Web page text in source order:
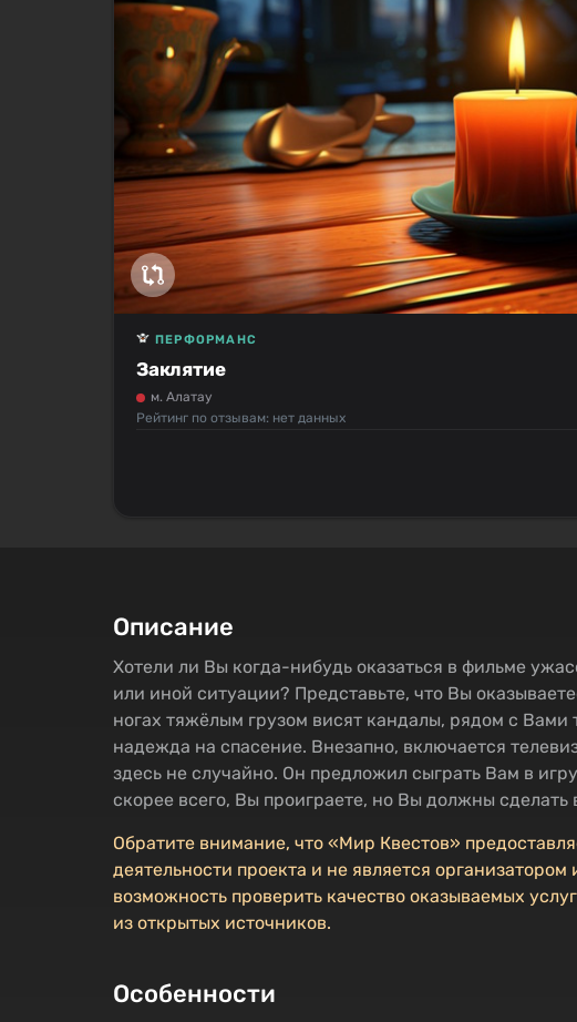
Заклятие
ПЕРФОРМАНС
м. Алатау
Рейтинг по отзывам: нет данных
Описание
Хотели ли Вы когда-нибудь оказаться в фильме
или иной ситуации? Представьте, что Вы
ногах тяжёлым грузом висят кандалы, рядом с Вами
надежда на спасение. Внезапно, включается
здесь не случайно. Он предложил сыграть Вам в
скорее всего, Вы проиграете, но Вы должны сделать
Обратите внимание, что «Мир Квестов»
деятельности проекта и не является организатором
возможность проверить качество оказываемых
из открытых источников.
Особенности